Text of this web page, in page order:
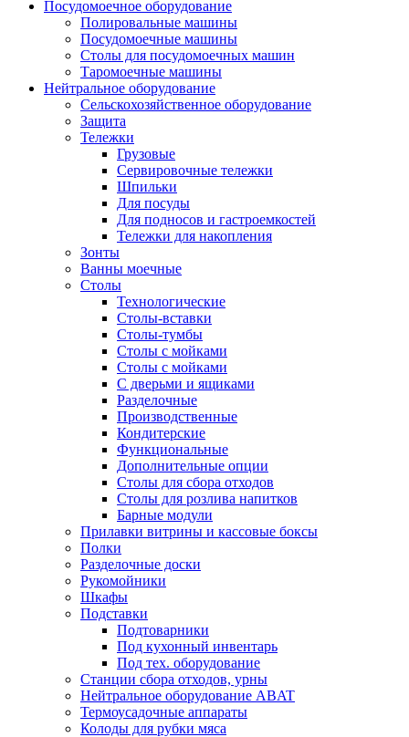
Посудомоечное оборудование
Полировальные машины
Посудомоечные машины
Столы для посудомоечных машин
Таромоечные машины
Нейтральное оборудование
Сельскохозяйственное оборудование
Защита
Тележки
Грузовые
Сервировочные тележки
Шпильки
Для посуды
Для подносов и гастроемкостей
Тележки для накопления
Зонты
Ванны моечные
Столы
Технологические
Столы-вставки
Столы-тумбы
Столы с мойками
Столы с мойками
С дверьми и ящиками
Разделочные
Производственные
Кондитерские
Функциональные
Дополнительные опции
Столы для сбора отходов
Столы для розлива напитков
Барные модули
Прилавки витрины и кассовые боксы
Полки
Разделочные доски
Рукомойники
Шкафы
Подставки
Подтоварники
Под кухонный инвентарь
Под тех. оборудование
Cтанции сбора отходов, урны
Нейтральное оборудование ABAT
Термоусадочные аппараты
Колоды для рубки мяса